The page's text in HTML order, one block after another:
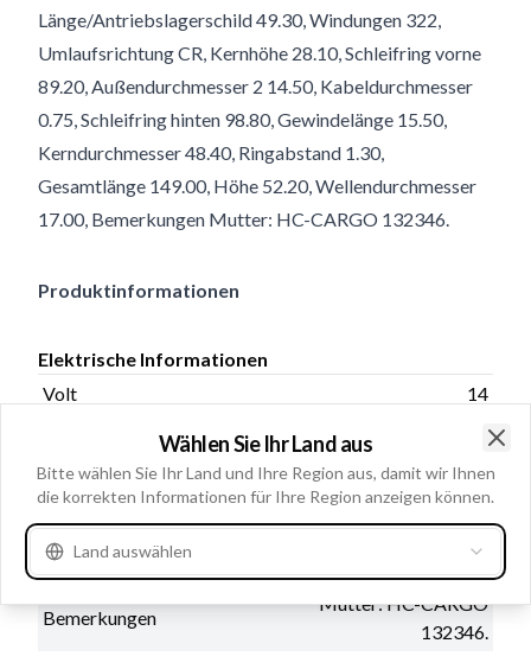
Länge/Antriebslagerschild 49.30, Windungen 322,
Umlaufsrichtung CR, Kernhöhe 28.10, Schleifring vorne
89.20, Außendurchmesser 2 14.50, Kabeldurchmesser
0.75, Schleifring hinten 98.80, Gewindelänge 15.50,
Kerndurchmesser 48.40, Ringabstand 1.30,
Gesamtlänge 149.00, Höhe 52.20, Wellendurchmesser
17.00, Bemerkungen Mutter: HC-CARGO 132346.
Produktinformationen
Elektrische Informationen
Volt
14
Kataloginformationen
Service
Bemerkungen
Mutter: HC-CARGO
132346.
Wählen Sie Ihr Land aus
Bitte wählen Sie Ihr Land und Ihre Region aus, damit wir Ihnen
die korrekten Informationen für Ihre Region anzeigen können.
Land auswählen